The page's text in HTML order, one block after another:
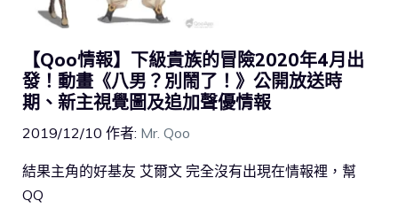
【Qoo情報】下級貴族的冒險2020年4月出
發！動畫《八男？別鬧了！》公開放送時
期、新主視覺圖及追加聲優情報
2019/12/10 作者: Mr. Qoo
結果主角的好基友 艾爾文 完全沒有出現在情報裡，幫
QQ